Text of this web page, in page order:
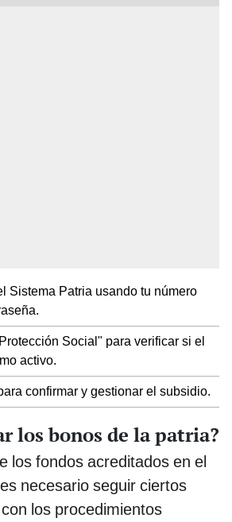
Sistema Patria usando tu número
Social" para verificar si el
activo.
confirmar y gestionar el subsidio.
los bonos de la patria?
los fondos acreditados en el
necesario seguir ciertos
los procedimientos